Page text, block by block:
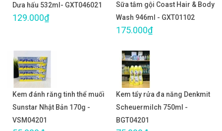
Dưa hấu 532ml- GXT046021
129.000₫
Sữa tắm gội Coast Hair & Body
Wash 946ml - GXT01102
175.000₫
Kem đánh răng tinh thể muối
Sunstar Nhật Bản 170g -
VSM04201
Kem tẩy rửa đa năng Denkmit
Scheuermilch 750ml -
BGT04201